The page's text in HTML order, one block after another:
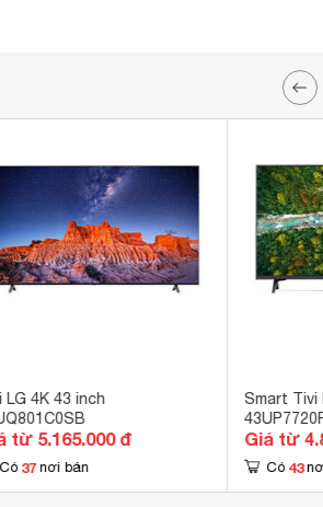
LG 4K 43 inch
từ 5.165.000 đ
Có 37 nơi bán
Smart Tivi
Giá từ
Có 43